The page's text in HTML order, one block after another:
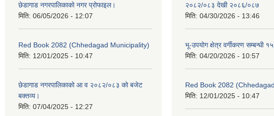
छेडागाड नगरपालिकाको नगर प्रोफाइल।
मिति: 06/05/2026 - 12:07
Red Book 2082 (Chhedagad Municipality)
मिति: 12/01/2025 - 10:47
छेडागाड नगरपालिकाको आ व २०८२/०८३ को बजेट
बक्तव्य।
मिति: 07/04/2025 - 12:27
२०८२/०८३ देखी २०८६/०८७
मिति: 04/30/2026 - 13:46
भू-उपयोग क्षेत्र वर्गीकरण सम्बन्धी
मिति: 04/20/2026 - 10:57
Red Book 2082
मिति: 12/01/2025 - 10:47